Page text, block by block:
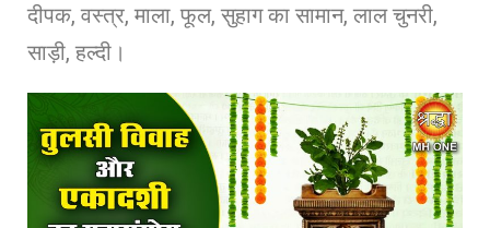
दीपक, वस्त्र, माला, फूल, सुहाग का सामान, लाल चुनरी,
साड़ी, हल्दी।